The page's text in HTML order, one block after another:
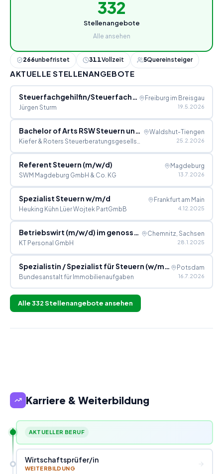
332
Stellenangebote
Alle ansehen
266unbefristet 311Vollzeit 5Quereinsteiger
AKTUELLE STELLENANGEBOTE
Steuerfachgehilfin/Steuerfachgehilfe oder Betriebswirt*in Steuer und Prüfungswesen (m/w/d)
Jürgen Sturm
Freiburg im Breisgau
19.5.2026
Bachelor of Arts RSW Steuern und Prüfungswesen (m/w/d) Steuerkanzlei
Kiefer & Roters Steuerberatungsgesellschaft mbH
Waldshut-Tiengen
25.2.2026
Referent Steuern (m/w/d)
SWM Magdeburg GmbH & Co. KG
Magdeburg
13.7.2026
Spezialist Steuern w/m/d
Heuking Kühn Lüer Wojtek PartGmbB
Frankfurt am Main
4.12.2025
Betriebswirt (m/w/d) im genossenschaftlichen Prüfungswesen
KT Personal GmbH
Chemnitz, Sachsen
28.1.2025
Spezialistin / Spezialist für Steuern (w/m/d)
Bundesanstalt für Immobilienaufgaben
Potsdam
16.7.2026
Alle332Stellenangebote ansehen
Karriere & Weiterbildung
AKTUELLER BERUF
Wirtschaftsprüfer/in
WEITERBILDUNG